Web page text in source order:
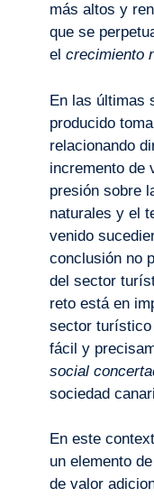
más altos y
que se
el crecimiento
En las últimas
producido
relacionando
incremento de
presión sobre
naturales y el
venido
conclusión no
del sector
reto está en
sector turístico
fácil y
social
sociedad
En este
un elemento
de valor